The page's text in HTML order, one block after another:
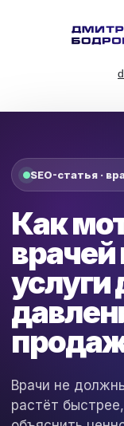
SEO-статья ·
Как
врачей
услуги
Врачи не
растёт